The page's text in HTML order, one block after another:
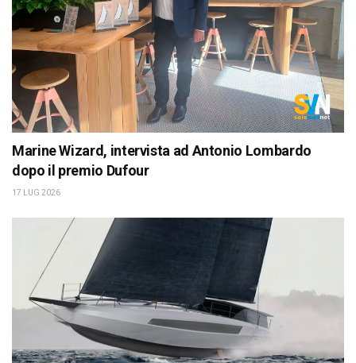
Marine Wizard, intervista ad Antonio Lombardo
dopo il premio Dufour
17 LUG 2026